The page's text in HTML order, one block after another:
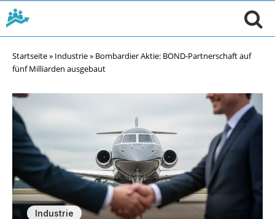
Startseite» Industrie» Bombardier Aktie: BOND-Partnerschaft auf
fünf Milliarden ausgebaut
Industrie